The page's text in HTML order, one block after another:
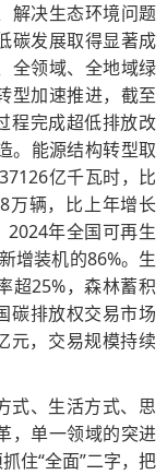
解决生态环境问题
碳发展取得显著成
全领域、全地域绿
型加速推进，截至
程完成超低排放改
。能源结构转型取
亿千瓦时，比
万辆，比上年增长
2024年全国可再生
增装机的86%。生
超25%，森林蓄积
碳排放权交易市场
元，交易规模持续
式、生活方式、思
，单一领域的突进
住“全面”二字，把